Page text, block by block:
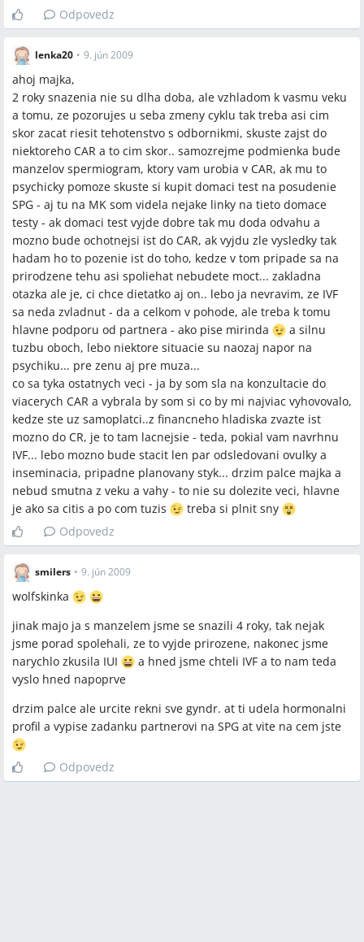
Odpovedz
lenka20 • 9. jún 2009
ahoj majka,
2 roky snazenia nie su dlha doba, ale vzhladom k vasmu veku
a tomu, ze pozorujes u seba zmeny cyklu tak treba asi cim
skor zacat riesit tehotenstvo s odbornikmi, skuste zajst do
niektoreho CAR a to cim skor.. samozrejme podmienka bude
manzelov spermiogram, ktory vam urobia v CAR, ak mu to
psychicky pomoze skuste si kupit domaci test na posudenie
SPG - aj tu na MK som videla nejake linky na tieto domace
testy - ak domaci test vyjde dobre tak mu doda odvahu a
mozno bude ochotnejsi ist do CAR, ak vyjdu zle vysledky tak
hadam ho to pozenie ist do toho, kedze v tom pripade sa na
prirodzene tehu asi spoliehat nebudete moct... zakladna
otazka ale je, ci chce dietatko aj on.. lebo ja nevravim, ze IVF
sa neda zvladnut - da a celkom v pohode, ale treba k tomu
hlavne podporu od partnera - ako pise mirinda
a silnu
tuzbu oboch, lebo niektore situacie su naozaj napor na
psychiku... pre zenu aj pre muza...
co sa tyka ostatnych veci - ja by som sla na konzultacie do
viacerych CAR a vybrala by som si co by mi najviac vyhovovalo,
kedze ste uz samoplatci..z financneho hladiska zvazte ist
mozno do CR, je to tam lacnejsie - teda, pokial vam navrhnu
IVF... lebo mozno bude stacit len par odsledovani ovulky a
inseminacia, pripadne planovany styk... drzim palce majka a
nebud smutna z veku a vahy - to nie su dolezite veci, hlavne
je ako sa citis a po com tuzis
treba si plnit sny
Odpovedz
smilers • 9. jún 2009
wolfskinka
jinak majo ja s manzelem jsme se snazili 4 roky, tak nejak
jsme porad spolehali, ze to vyjde prirozene, nakonec jsme
narychlo zkusila IUI
a hned jsme chteli IVF a to nam teda
vyslo hned napoprve
drzim palce ale urcite rekni sve gyndr. at ti udela hormonalni
profil a vypise zadanku partnerovi na SPG at vite na cem jste
Odpovedz